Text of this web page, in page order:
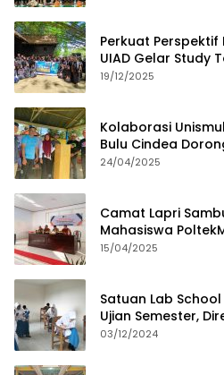
Perkuat Perspektif
UIAD Gelar Study
19/12/2025
Kolaborasi
Bulu Cindea
24/04/2025
Camat Lapri
Mahasiswa
15/04/2025
Satuan Lab
Ujian Semester,
Proses
03/12/2024